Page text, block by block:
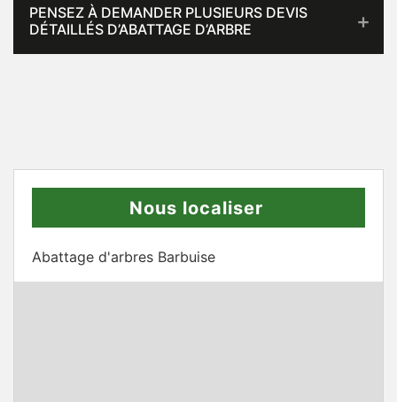
PENSEZ À DEMANDER PLUSIEURS DEVIS
DÉTAILLÉS D’ABATTAGE D’ARBRE
Nous localiser
Abattage d'arbres Barbuise